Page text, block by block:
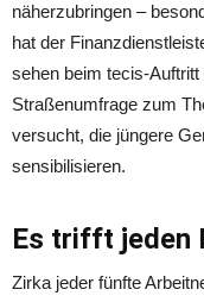
näherzubringen –
hat der
sehen beim tecis-
Straßenumfrage zum
versucht, die jüngere
sensibilisieren.
Es trifft jeden
Zirka jeder fünfte